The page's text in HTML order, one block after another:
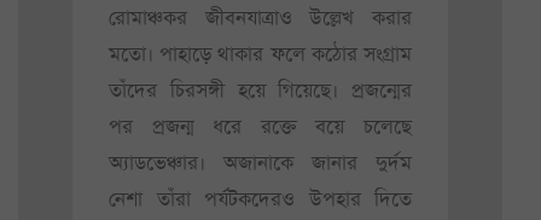
রোমাঞ্চকর জীবনযাত্রাও উল্লেখ করার
মতো। পাহাড়ে থাকার ফলে কঠোর সংগ্রাম
তাঁদের চিরসঙ্গী হয়ে গিয়েছে। প্রজন্মের
পর প্রজন্ম ধরে রক্তে বয়ে চলেছে
অ্যাডভেঞ্চার। অজানাকে জানার দুর্দম
নেশা তাঁরা পর্যটকদেরও উপহার দিতে